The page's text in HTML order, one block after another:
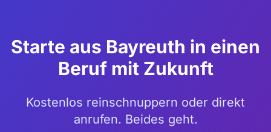
Starte aus Bayreuth in einen
Beruf mit Zukunft
Kostenlos reinschnuppern oder direkt
anrufen. Beides geht.